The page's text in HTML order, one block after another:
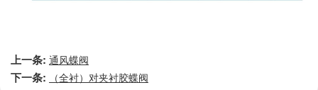
上一条: 通风蝶阀
下一条: （全衬）对夹衬胶蝶阀